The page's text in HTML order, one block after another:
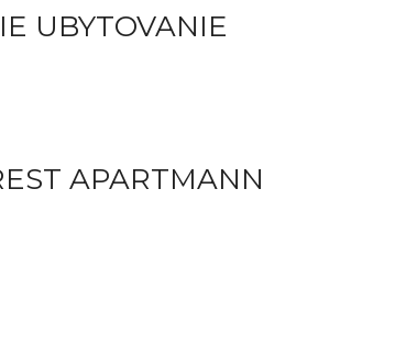
UBYTOVANIE
APARTMANN